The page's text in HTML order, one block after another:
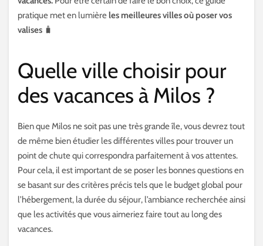
pratique met en lumière les meilleures villes où poser vos
valises 🧳
Quelle ville choisir pour
des vacances à Milos ?
Bien que Milos ne soit pas une très grande île, vous devrez tout
de même bien étudier les différentes villes pour trouver un
point de chute qui correspondra parfaitement à vos attentes.
Pour cela, il est important de se poser les bonnes questions en
se basant sur des critères précis tels que le budget global pour
l’hébergement, la durée du séjour, l’ambiance recherchée ainsi
que les activités que vous aimeriez faire tout au long des
vacances.